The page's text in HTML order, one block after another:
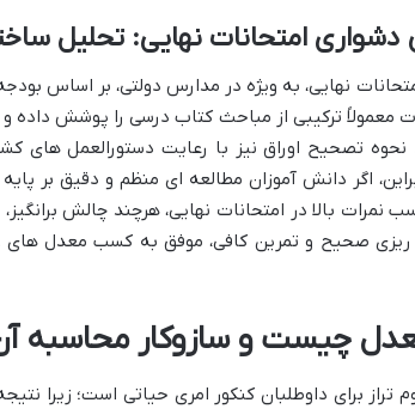
دشواری امتحانات نهایی: تحلیل
نهایی، به ویژه در مدارس دولتی، بر اساس
معمولاً ترکیبی از مباحث کتاب درسی را پوشش
تصحیح اوراق نیز با رعایت دستورالعمل های
اگر دانش آموزان مطالعه ای منظم و دقیق بر
نمرات بالا در امتحانات نهایی، هرچند چالش
ریزی صحیح و تمرین کافی، موفق به کسب معدل های
چیست و سازوکار محاسبه
تراز برای داوطلبان کنکور امری حیاتی است؛ زیرا